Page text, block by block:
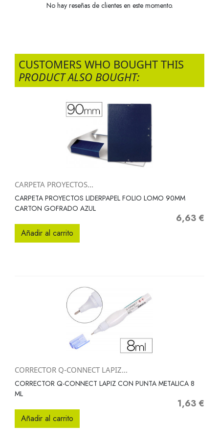
No hay reseñas de clientes en este momento.
CUSTOMERS WHO BOUGHT THIS
PRODUCT ALSO BOUGHT:
CARPETA PROYECTOS...
CARPETA PROYECTOS LIDERPAPEL FOLIO LOMO 90MM
CARTON GOFRADO AZUL
Precio
6,63 €
Añadir al carrito
CORRECTOR Q-CONNECT LAPIZ...
CORRECTOR Q-CONNECT LAPIZ CON PUNTA METALICA 8
ML
Precio
1,63 €
Añadir al carrito